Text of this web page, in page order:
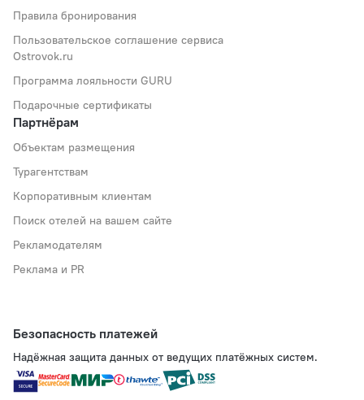
Правила бронирования
Пользовательское соглашение сервиса
Ostrovok.ru
Программа лояльности GURU
Подарочные сертификаты
Партнёрам
Объектам размещения
Турагентствам
Корпоративным клиентам
Поиск отелей на вашем сайте
Рекламодателям
Реклама и PR
Безопасность платежей
Надёжная защита данных от ведущих платёжных систем.